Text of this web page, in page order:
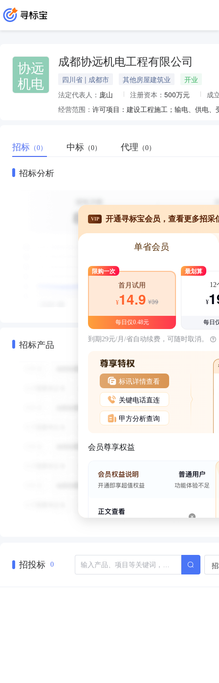
协远
机电
成都协远机电工程有限公司
四川省 | 成都市 其他房屋建筑业
开业
法定代表人： 庞山 注册资本： 500万元
成
经营范围：
招标 （0） 中标 （0） 代理 （0）
招标分析
招标产品
VIP 开通寻标宝会员，查看更多招采
单省会员
限购一次
首月试用
¥14.9 ¥39
每日仅0.48元
最划算
12
¥
每日
到期29元/月/省自动续费，可随时取消。
标讯详情查看
关键电话直连
甲方分析查询
会员尊享权益
招投标 0